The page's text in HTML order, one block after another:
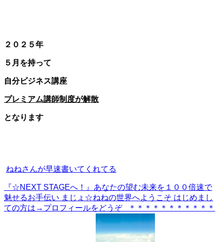
２０２５年
５月を持って
自分ビジネス講座
プレミアム講師制度が解散
となります
ねねさんが早速書いてくれてる
『☆NEXT STAGEへ！』 あなたの望む未来を１００倍速で
魅せるお手伝い まじょ☆ねねの世界へようこそ はじめまし
ての方は→プロフィールをどうぞ ＊＊＊＊＊＊＊＊＊＊＊